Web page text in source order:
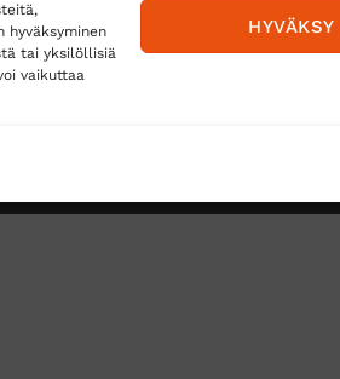
tai yksilöllisiä
vaikuttaa
HYVÄKSY